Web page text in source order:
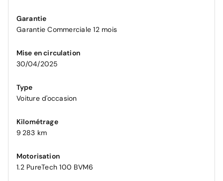
Garantie
Garantie Commerciale 12 mois
Mise en circulation
30/04/2025
Type
Voiture d'occasion
Kilométrage
9 283 km
Motorisation
1.2 PureTech 100 BVM6